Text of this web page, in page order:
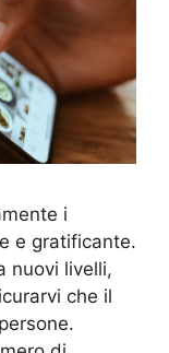
i
e gratificante.
nuovi livelli,
che il